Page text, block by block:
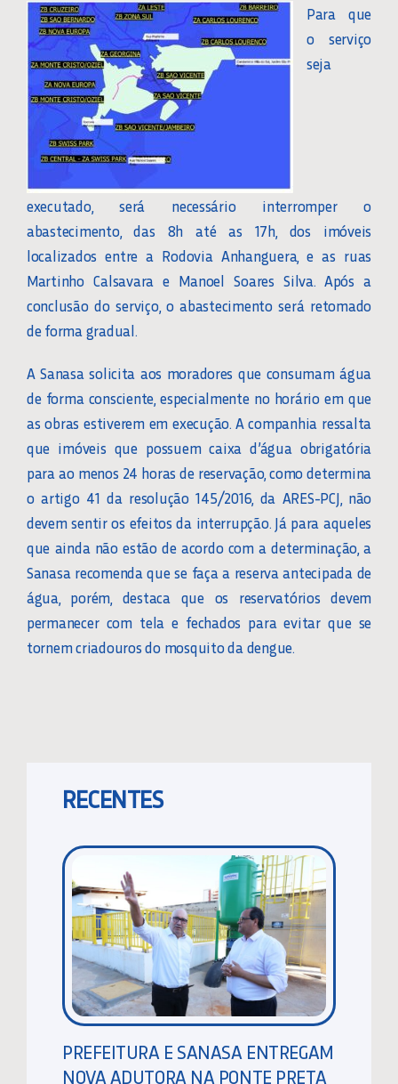
Para que
o serviço
seja
executado, será necessário interromper o
abastecimento, das 8h até as 17h, dos imóveis
localizados entre a Rodovia Anhanguera, e as ruas
Martinho Calsavara e Manoel Soares Silva. Após a
conclusão do serviço, o abastecimento será retomado
de forma gradual.
A Sanasa solicita aos moradores que consumam água
de forma consciente, especialmente no horário em que
as obras estiverem em execução. A companhia ressalta
que imóveis que possuem caixa d’água obrigatória
para ao menos 24 horas de reservação, como determina
o artigo 41 da resolução 145/2016, da ARES-PCJ, não
devem sentir os efeitos da interrupção. Já para aqueles
que ainda não estão de acordo com a determinação, a
Sanasa recomenda que se faça a reserva antecipada de
água, porém, destaca que os reservatórios devem
permanecer com tela e fechados para evitar que se
tornem criadouros do mosquito da dengue.
RECENTES
PREFEITURA E SANASA ENTREGAM
NOVA ADUTORA NA PONTE PRETA